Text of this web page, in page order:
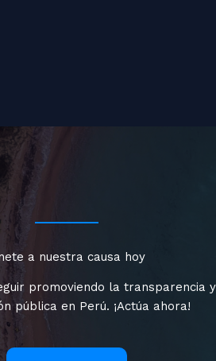
a nuestra causa hoy
promoviendo la transparencia
pública en Perú. ¡Actúa ahora!